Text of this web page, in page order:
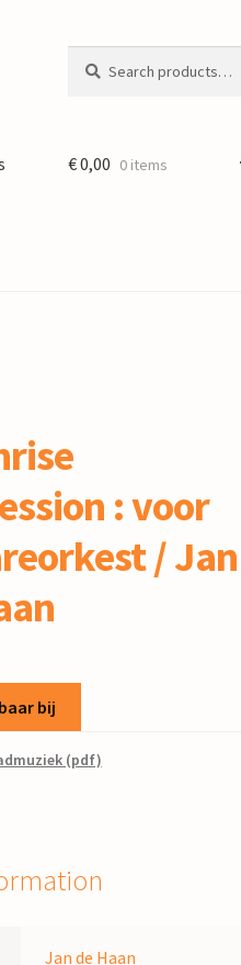
for:
€0,00 0 items
: voor
/ Jan
bij
(pdf)
Jan de Haan